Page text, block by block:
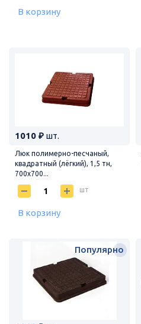
В корзину
1010 ₽ шт.
Люк полимерно-песчаный,
квадратный (лёгкий), 1,5 тн,
700х700...
шт
В корзину
Популярно